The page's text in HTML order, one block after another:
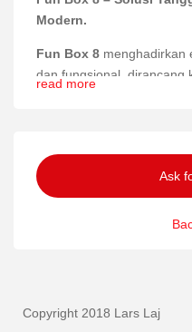
Modern.
Fun Box 8 menghadirkan
dan fungsional, dirancang
Fun Box 8 dibuat dari
mampu menahan
Dengan desain yang
read more
Ask
Copyright 2018 Lars Laj